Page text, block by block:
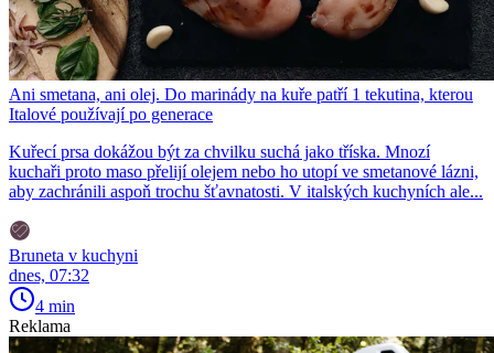
Ani smetana, ani olej. Do marinády na kuře patří 1 tekutina, kterou
Italové používají po generace
Kuřecí prsa dokážou být za chvilku suchá jako tříska. Mnozí
kuchaři proto maso přelijí olejem nebo ho utopí ve smetanové lázni,
aby zachránili aspoň trochu šťavnatosti. V italských kuchyních ale...
Bruneta v kuchyni
dnes, 07:32
4 min
Reklama